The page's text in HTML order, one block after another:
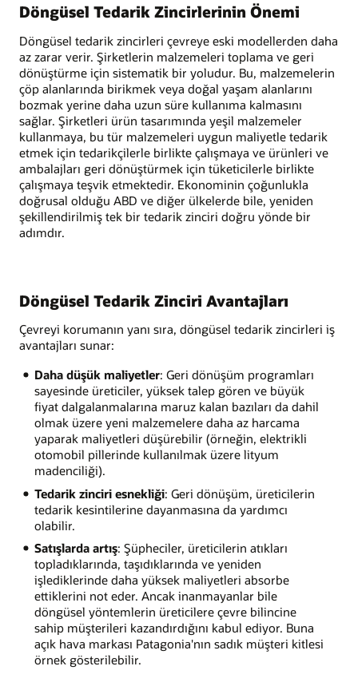
Döngüsel Tedarik Zincirlerinin Önemi
Döngüsel tedarik zincirleri çevreye eski modellerden daha
az zarar verir. Şirketlerin malzemeleri toplama ve geri
dönüştürme için sistematik bir yoludur. Bu, malzemelerin
çöp alanlarında birikmek veya doğal yaşam alanlarını
bozmak yerine daha uzun süre kullanıma kalmasını
sağlar. Şirketleri ürün tasarımında yeşil malzemeler
kullanmaya, bu tür malzemeleri uygun maliyetle tedarik
etmek için tedarikçilerle birlikte çalışmaya ve ürünleri ve
ambalajları geri dönüştürmek için tüketicilerle birlikte
çalışmaya teşvik etmektedir. Ekonominin çoğunlukla
doğrusal olduğu ABD ve diğer ülkelerde bile, yeniden
şekillendirilmiş tek bir tedarik zinciri doğru yönde bir
adımdır.
Döngüsel Tedarik Zinciri Avantajları
Çevreyi korumanın yanı sıra, döngüsel tedarik zincirleri iş
avantajları sunar:
Daha düşük maliyetler: Geri dönüşüm programları
sayesinde üreticiler, yüksek talep gören ve büyük
fiyat dalgalanmalarına maruz kalan bazıları da dahil
olmak üzere yeni malzemelere daha az harcama
yaparak maliyetleri düşürebilir (örneğin, elektrikli
otomobil pillerinde kullanılmak üzere lityum
madenciliği).
Tedarik zinciri esnekliği: Geri dönüşüm, üreticilerin
tedarik kesintilerine dayanmasına da yardımcı
olabilir.
Satışlarda artış: Şüpheciler, üreticilerin atıkları
topladıklarında, taşıdıklarında ve yeniden
işlediklerinde daha yüksek maliyetleri absorbe
ettiklerini not eder. Ancak inanmayanlar bile
döngüsel yöntemlerin üreticilere çevre bilincine
sahip müşterileri kazandırdığını kabul ediyor. Buna
açık hava markası Patagonia'nın sadık müşteri kitlesi
örnek gösterilebilir.